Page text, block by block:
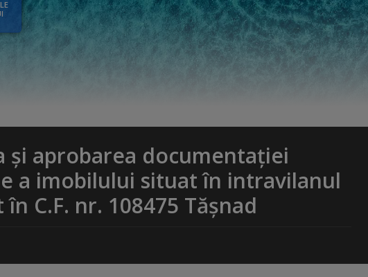
și aprobarea documentaţiei
a imobilului situat în intravilanul
C.F. nr. 108475 Tășnad